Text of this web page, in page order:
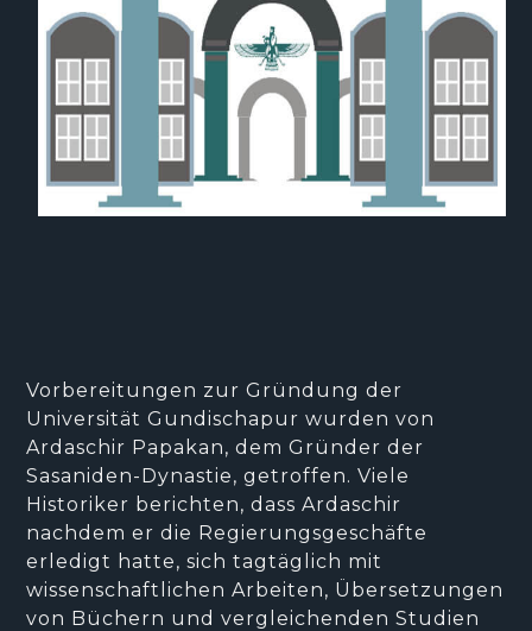
Vorbereitungen zur Gründung der
Universität Gundischapur wurden von
Ardaschir Papakan, dem Gründer der
Sasaniden-Dynastie, getroffen. Viele
Historiker berichten, dass Ardaschir
nachdem er die Regierungsgeschäfte
erledigt hatte, sich tagtäglich mit
wissenschaftlichen Arbeiten, Übersetzungen
von Büchern und vergleichenden Studien